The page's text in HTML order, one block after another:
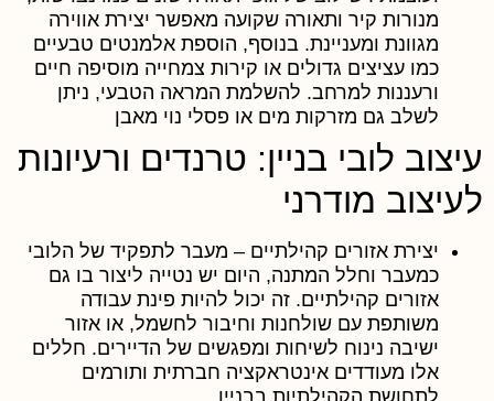
מנורות קיר ותאורה שקועה מאפשר יצירת אווירה
מגוונת ומעניינת. בנוסף, הוספת אלמנטים טבעיים
כמו עציצים גדולים או קירות צמחייה מוסיפה חיים
ורעננות למרחב. להשלמת המראה הטבעי, ניתן
לשלב גם מזרקות מים או פסלי נוי מאבן
לובי בניין: טרנדים ורעיונות
מודרני
יצירת אזורים קהילתיים– מעבר לתפקיד של הלובי
כמעבר וחלל המתנה, היום יש נטייה ליצור בו גם
אזורים קהילתיים. זה יכול להיות פינת עבודה
משותפת עם שולחנות וחיבור לחשמל, או אזור
ישיבה נינוח לשיחות ומפגשים של הדיירים. חללים
אלו מעודדים אינטראקציה חברתית ותורמים
לתחושת הקהילתיות בבניין